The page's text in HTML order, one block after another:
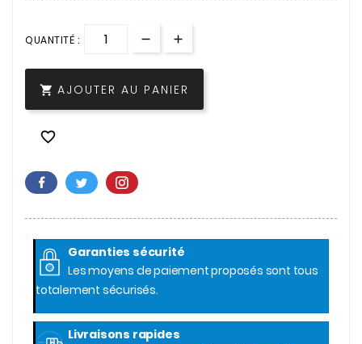
QUANTITÉ :
 AJOUTER AU PANIER

Garanties sécurité
Les moyens de paiement proposés sont tous
totalement sécurisés.
Livraisons rapides